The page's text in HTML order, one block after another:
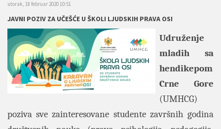
utorak, 18 februar 2020 10:51
JAVNI POZIV ZA UČEŠĆE U ŠKOLI LJUDSKIH PRAVA OSI
Udruženje
mladih sa
hendikepom
Crne Gore
(UMHCG)
poziva sve zainteresovane studente završnih godina